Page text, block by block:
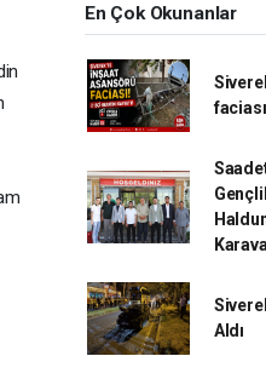
En Çok Okunanlar
Aldı